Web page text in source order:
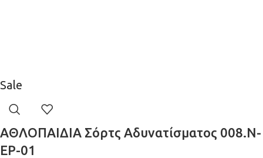
Sale
ΑΘΛΟΠΑΙΔΙΑ Σόρτς Αδυνατίσματος 008.N-
EP-01